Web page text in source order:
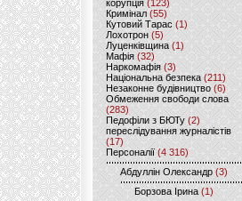
корупція (123)
Кримінал (55)
Кутовий Тарас (1)
Лохотрон(5)
Луценківщина (1)
Мафія (32)
Наркомафія (3)
Національна безпека (211)
Незаконне будівництво(6)
Обмеження свободи слова
(283)
Педофіли з БЮТу (2)
переслідування журналістів
(17)
Персоналії (4 316)
Абдуллін Олександр (3)
Борзова Ірина(1)